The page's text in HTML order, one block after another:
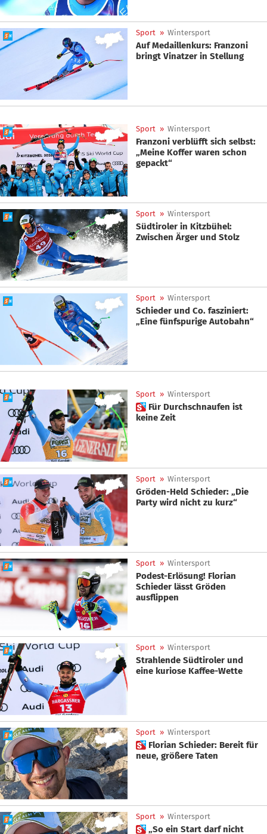
Sport » Wintersport
Auf Medaillenkurs: Franzoni
bringt Vinatzer in Stellung
Sport » Wintersport
Franzoni verblüfft sich selbst:
„Meine Koffer waren schon
gepackt“
Sport » Wintersport
Südtiroler in Kitzbühel:
Zwischen Ärger und Stolz
Sport » Wintersport
Schieder und Co. fasziniert:
„Eine fünfspurige Autobahn“
Sport » Wintersport
 Für Durchschnaufen ist
keine Zeit
Sport » Wintersport
Gröden-Held Schieder: „Die
Party wird nicht zu kurz“
Sport » Wintersport
Podest-Erlösung! Florian
Schieder lässt Gröden
ausflippen
Sport » Wintersport
Strahlende Südtiroler und
eine kuriose Kaffee-Wette
Sport » Wintersport
 Florian Schieder: Bereit für
neue, größere Taten
Sport » Wintersport
 „So ein Start darf nicht